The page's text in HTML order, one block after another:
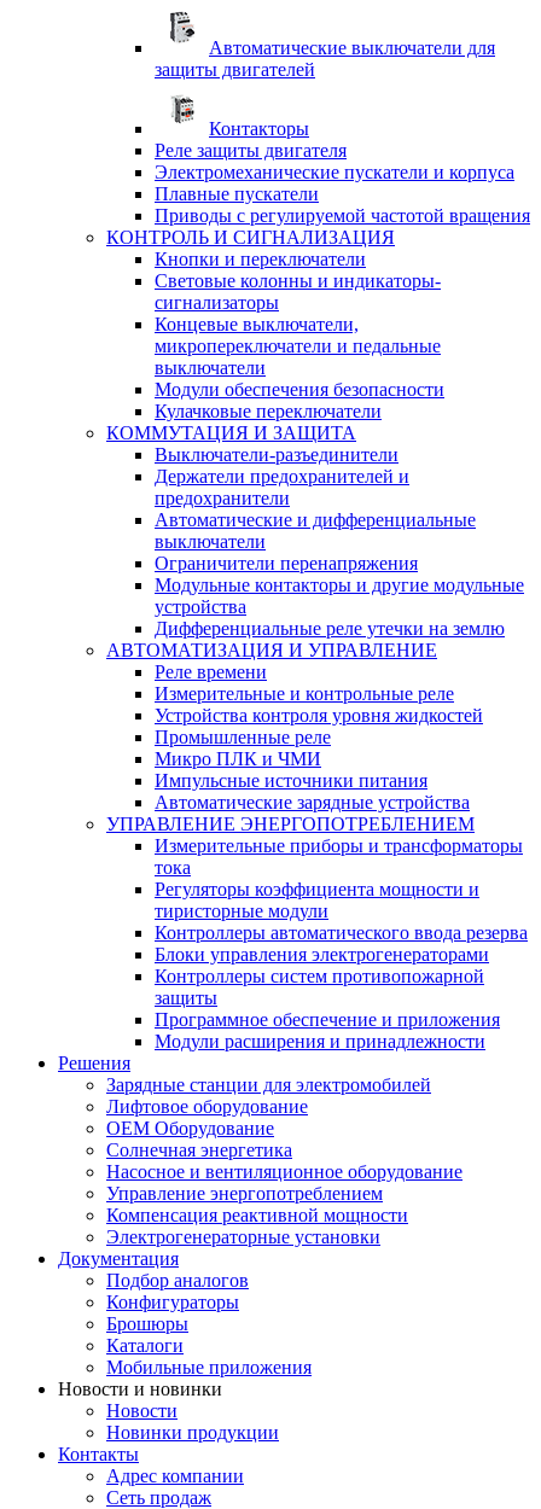
Автоматические выключатели для
защиты двигателей
Контакторы
Реле защиты двигателя
Электромеханические пускатели и корпуса
Плавные пускатели
Приводы с регулируемой частотой вращения
КОНТРОЛЬ И СИГНАЛИЗАЦИЯ
Кнопки и переключатели
Световые колонны и индикаторы-
сигнализаторы
Концевые выключатели,
микропереключатели и педальные
выключатели
Модули обеспечения безопасности
Кулачковые переключатели
КОММУТАЦИЯ И ЗАЩИТА
Выключатели-разъединители
Держатели предохранителей и
предохранители
Автоматические и дифференциальные
выключатели
Ограничители перенапряжения
Модульные контакторы и другие модульные
устройства
Дифференциальные реле утечки на землю
АВТОМАТИЗАЦИЯ И УПРАВЛЕНИЕ
Реле времени
Измерительные и контрольные реле
Устройства контроля уровня жидкостей
Промышленные реле
Микро ПЛК и ЧМИ
Импульсные источники питания
Автоматические зарядные устройства
УПРАВЛЕНИЕ ЭНЕРГОПОТРЕБЛЕНИЕМ
Измерительные приборы и трансформаторы
тока
Регуляторы коэффициента мощности и
тиристорные модули
Контроллеры автоматического ввода резерва
Блоки управления электрогенераторами
Контроллеры систем противопожарной
защиты
Программное обеспечение и приложения
Модули расширения и принадлежности
Решения
Зарядные станции для электромобилей
Лифтовое оборудование
ОЕМ Оборудование
Солнечная энергетика
Насосное и вентиляционное оборудование
Управление энергопотреблением
Компенсация реактивной мощности
Электрогенераторные установки
Документация
Подбор аналогов
Конфигураторы
Брошюры
Каталоги
Мобильные приложения
Новости и новинки
Новости
Новинки продукции
Контакты
Адрес компании
Сеть продаж